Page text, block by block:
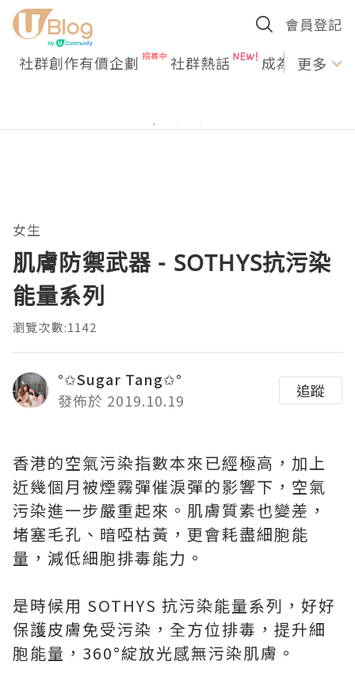
會員登記
社群創作有價企劃 社群熱話 成為U更多
女生
肌膚防禦武器 - SOTHYS抗污染
能量系列
瀏覽次數:1142
°✩Sugar Tang✩°
發佈於 2019.10.19
追蹤
香港的空氣污染指數本來已經極高，加上
近幾個月被煙霧彈催淚彈的影響下，空氣
污染進一步嚴重起來。肌膚質素也變差，
堵塞毛孔、暗啞枯黃，更會耗盡細胞能
量，減低細胞排毒能力。
是時候用 SOTHYS 抗污染能量系列，好好
保護皮膚免受污染，全方位排毒，提升細
胞能量，360°綻放光感無污染肌膚。